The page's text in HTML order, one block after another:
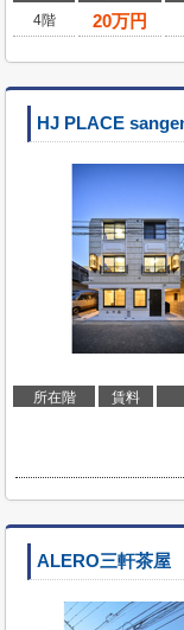
4階
20万円
HJ PLACE
所在階 賃料
ALERO三軒茶屋